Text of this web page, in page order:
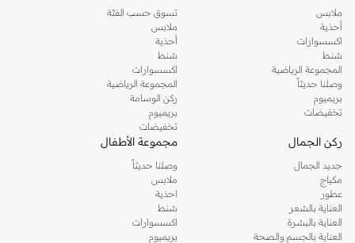
ملابس
أحذية
اكسسوارات
شنط
المجموعة الرياضية
وصلنا حديثاً
بريميوم
تخفيضات
تسوق حسب الفئة
ملابس
أحذية
شنط
اكسسوارات
المجموعة الرياضية
ركن الوسامة
بريميوم
تخفيضات
ركن الجمال
جديد الجمال
مكياج
عطور
العناية بالشعر
العناية بالبشرة
العناية بالجسم والصحة
مجموعة الأطفال
وصلنا حديثاً
ملابس
احذية
شنط
اكسسوارات
بريميوم